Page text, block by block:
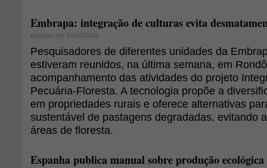
Embrapa: integração de culturas evita
postado em 16/06/2009
Pesquisadores de diferentes unidades da
estiveram reunidos, na última semana, em
acompanhamento das atividades do projeto
Pecuária-Floresta. A tecnologia propõe a
em propriedades rurais e oferece alternativas
sustentável de pastagens degradadas, evitando
áreas de floresta.
Espanha publica manual sobre produção